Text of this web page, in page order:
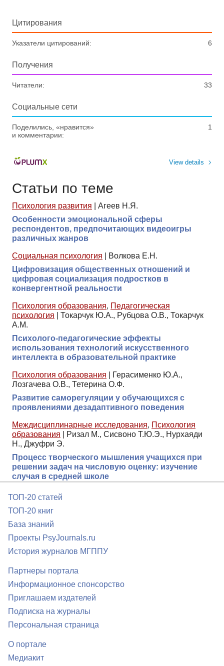
Цитирования
Указатели цитирований: 6
Получения
Читатели: 33
Социальные сети
Поделились, «нравится»
и комментарии:
1
View details
Статьи по теме
Психология развития
Агеев Н.Я.
Особенности эмоциональной сферы
респондентов, предпочитающих видеоигры
различных жанров
Социальная психология
Волкова Е.Н.
Цифровизация общественных отношений и
цифровая социализация подростков в
конвергентной реальности
Психология образования, Педагогическая
психология
Токарчук Ю.А., Рубцова О.В., Токарчук
А.М.
Психолого-педагогические эффекты
использования технологий искусственного
интеллекта в образовательной практике
Психология образования
Герасименко Ю.А.,
Лозгачева О.В., Тетерина О.Ф.
Развитие саморегуляции у обучающихся с
проявлениями дезадаптивного поведения
Междисциплинарные исследования, Психология
образования
Ризал М., Сисвоно Т.Ю.Э., Нурхаяди
Н., Джуфри Э.
Процесс творческого мышления учащихся при
решении задач на числовую оценку: изучение
случая в средней школе
ТОП-20 статей
ТОП-20 книг
База знаний
Проекты PsyJournals.ru
История журналов МГППУ
Партнеры портала
Информационное спонсорство
Приглашаем издателей
Подписка на журналы
Персональная страница
О портале
Медиакит